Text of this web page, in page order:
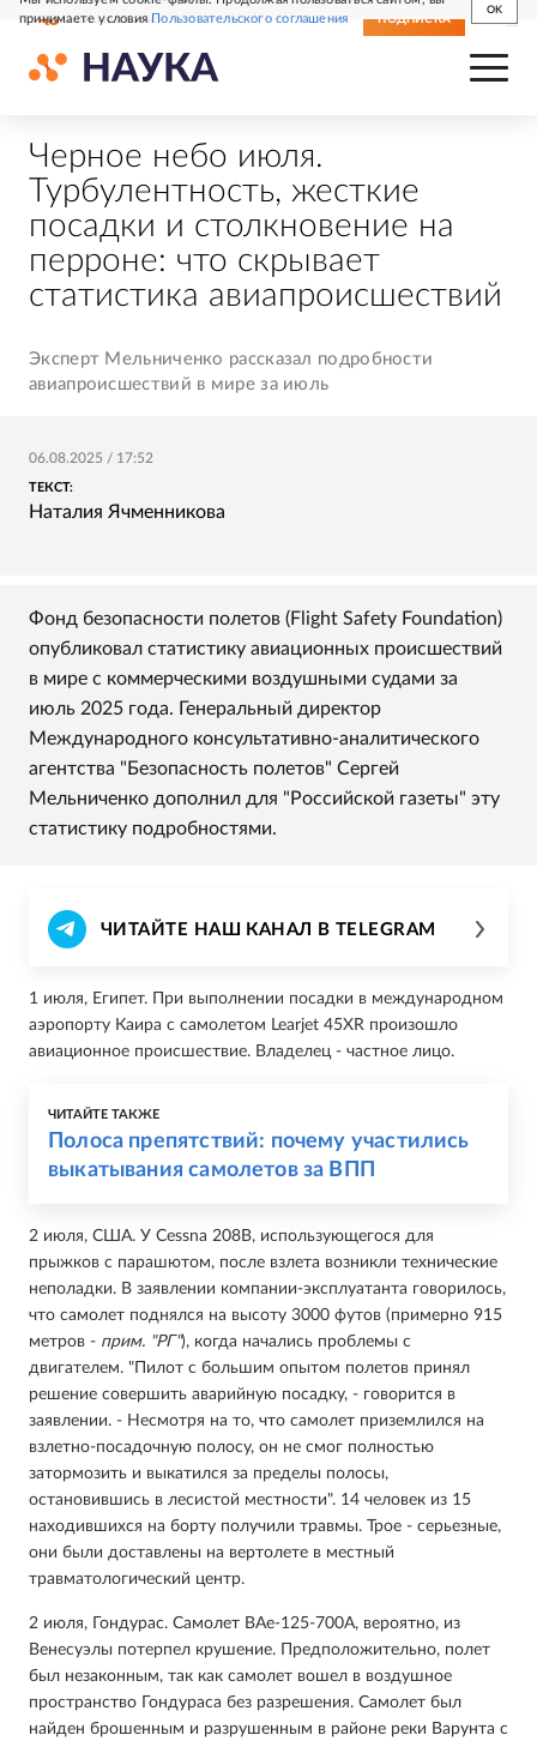
принимаете условияПользовательского соглашения
OK
СВЕЖИЙ НОМЕР ПОДПИСКА
Черное небо июля.
Турбулентность, жесткие
посадки и столкновение на
перроне: что скрывает
статистика авиапроисшествий
Эксперт Мельниченко рассказал подробности
авиапроисшествий в мире за июль
06.08.2025 / 17:52
ТЕКСТ:
Наталия Ячменникова
Фонд безопасности полетов (Flight Safety Foundation)
опубликовал статистику авиационных происшествий
в мире с коммерческими воздушными судами за
июль 2025 года. Генеральный директор
Международного консультативно-аналитического
агентства "Безопасность полетов" Сергей
Мельниченко дополнил для "Российской газеты" эту
статистику подробностями.
ЧИТАЙТЕ НАШ КАНАЛ В TELEGRAM
1 июля, Египет. При выполнении посадки в международном
аэропорту Каира с самолетом Learjet 45XR произошло
авиационное происшествие. Владелец - частное лицо.
ЧИТАЙТЕ ТАКЖЕ
Полоса препятствий: почему участились
выкатывания самолетов за ВПП
2 июля, США. У Cessna 208B, использующегося для
прыжков с парашютом, после взлета возникли технические
неполадки. В заявлении компании-эксплуатанта говорилось,
что самолет поднялся на высоту 3000 футов (примерно 915
метров - прим. "РГ"), когда начались проблемы с
двигателем. "Пилот с большим опытом полетов принял
решение совершить аварийную посадку, - говорится в
заявлении. - Несмотря на то, что самолет приземлился на
взлетно-посадочную полосу, он не смог полностью
затормозить и выкатился за пределы полосы,
остановившись в лесистой местности". 14 человек из 15
находившихся на борту получили травмы. Трое - серьезные,
они были доставлены на вертолете в местный
травматологический центр.
2 июля, Гондурас. Самолет BAe-125-700A, вероятно, из
Венесуэлы потерпел крушение. Предположительно, полет
был незаконным, так как самолет вошел в воздушное
пространство Гондураса без разрешения. Самолет был
найден брошенным и разрушенным в районе реки Варунта с